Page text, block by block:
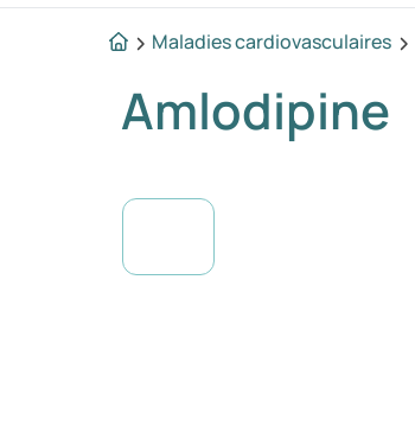
Maladies cardiovasculaires
Amlodipine